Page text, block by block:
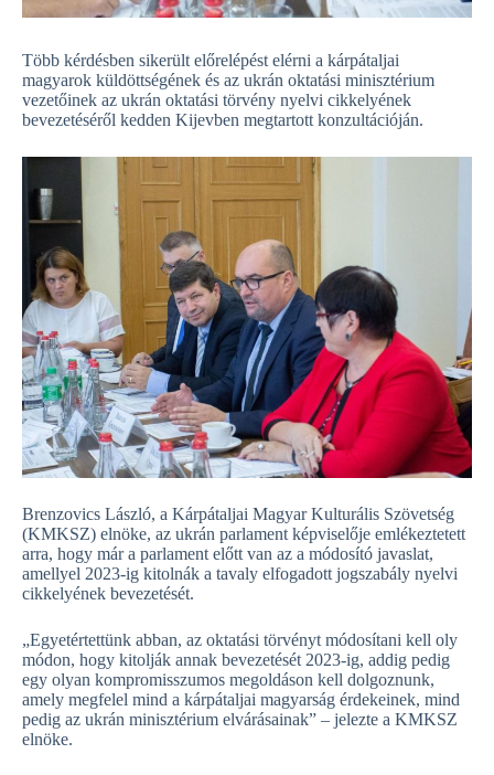
Több kérdésben sikerült előrelépést elérni a kárpátaljai
magyarok küldöttségének és az ukrán oktatási minisztérium
vezetőinek az ukrán oktatási törvény nyelvi cikkelyének
bevezetéséről kedden Kijevben megtartott konzultációján.
Brenzovics László, a Kárpátaljai Magyar Kulturális Szövetség
(KMKSZ) elnöke, az ukrán parlament képviselője emlékeztetett
arra, hogy már a parlament előtt van az a módosító javaslat,
amellyel 2023-ig kitolnák a tavaly elfogadott jogszabály nyelvi
cikkelyének bevezetését.
„Egyetértettünk abban, az oktatási törvényt módosítani kell oly
módon, hogy kitolják annak bevezetését 2023-ig, addig pedig
egy olyan kompromisszumos megoldáson kell dolgoznunk,
amely megfelel mind a kárpátaljai magyarság érdekeinek, mind
pedig az ukrán minisztérium elvárásainak” – jelezte a KMKSZ
elnöke.